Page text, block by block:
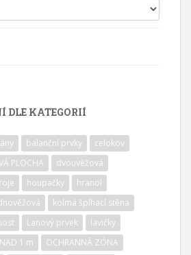
DLE KATEGORIÍ
balanční prvky
celokov
PLOCHA
dvouvěžová
houpačky
hranol
kolmá šplhací stěna
Lanový prvek
lavičky
NAD 1 m
OCHRANNÁ ZÓNA